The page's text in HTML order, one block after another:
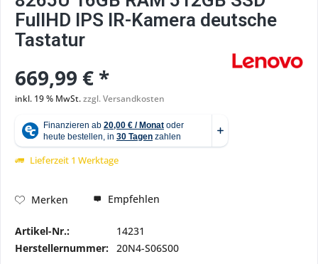
FullHD IPS IR-Kamera deutsche
Tastatur
669,99 € *
inkl. 19 % MwSt.zzgl. Versandkosten
Lieferzeit 1 Werktage
Merken Empfehlen
Artikel-Nr.:
14231
Herstellernummer: 20N4-S06S00